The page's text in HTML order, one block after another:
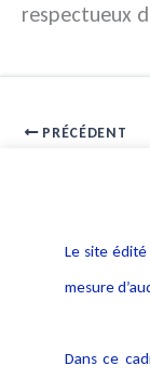
respectueux
PRÉCÉDENT
Le site
mesure
Dans ce